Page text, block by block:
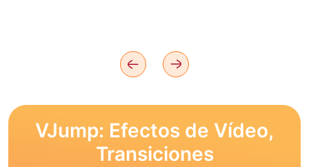
VJump: Efectos de Vídeo,
Transiciones